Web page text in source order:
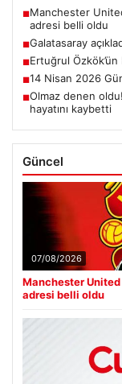
■Manchester
adresi belli oldu
■Galatasaray
■Ertuğrul
■14 Nisan 2026
■Olmaz denen oldu!
hayatını kaybetti
Güncel
07/08/2026
Manchester United
adresi belli oldu